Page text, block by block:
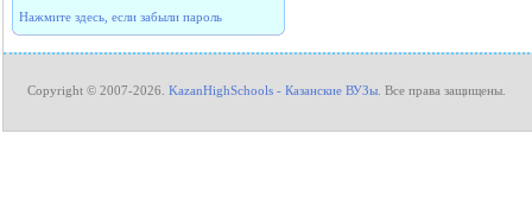
Нажмите здесь, если забыли пароль
Copyright © 2007-2026. KazanHighSchools - Казанские ВУЗы . Все права защищены.